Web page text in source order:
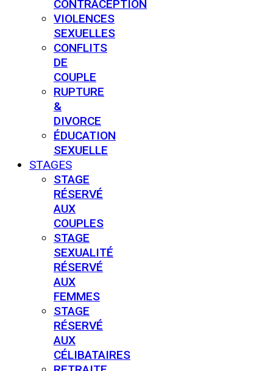
CONTRACEPTION
VIOLENCES
SEXUELLES
CONFLITS
DE
COUPLE
RUPTURE
&
DIVORCE
ÉDUCATION
SEXUELLE
STAGES
STAGE
RÉSERVÉ
AUX
COUPLES
STAGE
SEXUALITÉ
RÉSERVÉ
AUX
FEMMES
STAGE
RÉSERVÉ
AUX
CÉLIBATAIRES